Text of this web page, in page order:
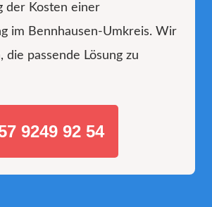
der Kosten einer
im Bennhausen-Umkreis. Wir
die passende Lösung zu
9249 92 54